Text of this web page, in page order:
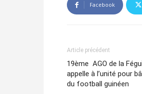
Facebook
Article précédent
19ème AGO de la
appelle à l’unité pour
du football guinéen